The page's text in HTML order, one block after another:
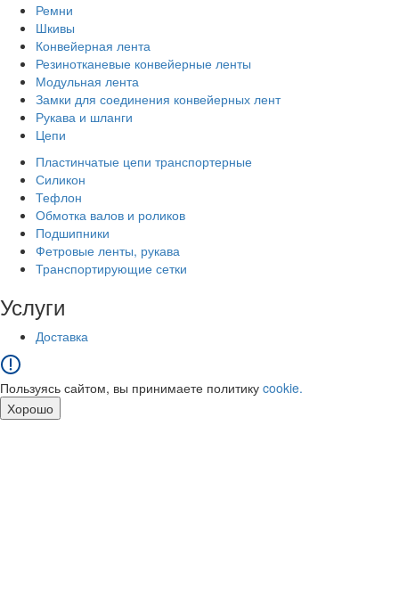
Ремни
Шкивы
Конвейерная лента
Резинотканевые конвейерные ленты
Модульная лента
Замки для соединения конвейерных лент
Рукава и шланги
Цепи
Пластинчатые цепи транспортерные
Силикон
Тефлон
Обмотка валов и роликов
Подшипники
Фетровые ленты, рукава
Транспортирующие сетки
Услуги
Доставка
Пользуясь сайтом, вы принимаете политику cookie.
Хорошо